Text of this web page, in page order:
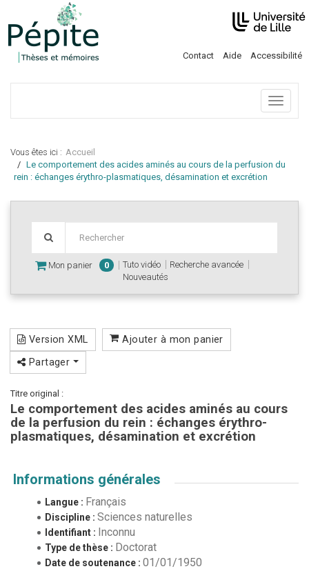
Contact Aide Accessibilité
Menu
Vous êtes ici : Accueil
Le comportement des acides aminés au cours de la perfusion du
rein : échanges érythro-plasmatiques, désamination et excrétion
Mon panier 0 Tuto vidéo
Recherche avancée
Nouveautés
Version XML Ajouter à mon panier
Partager
Titre original :
Le comportement des acides aminés au cours
de la perfusion du rein : échanges érythro-
plasmatiques, désamination et excrétion
Informations générales
Langue : Français
Discipline : Sciences naturelles
Identifiant : Inconnu
Type de thèse : Doctorat
Date de soutenance : 01/01/1950